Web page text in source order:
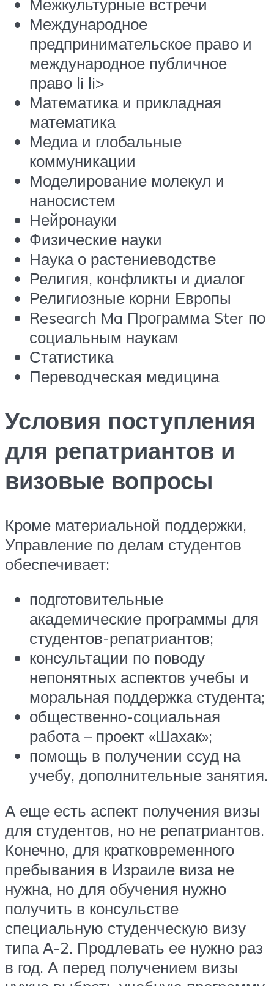
Межкультурные встречи
Международное
предпринимательское право и
международное публичное
право li li>
Математика и прикладная
математика
Медиа и глобальные
коммуникации
Моделирование молекул и
наносистем
Нейронауки
Физические науки
Наука о растениеводстве
Религия, конфликты и диалог
Религиозные корни Европы
Research Ma Программа Ster по
социальным наукам
Статистика
Переводческая медицина
Условия поступления
для репатриантов и
визовые вопросы
Кроме материальной поддержки,
Управление по делам студентов
обеспечивает:
подготовительные
академические программы для
студентов-репатриантов;
консультации по поводу
непонятных аспектов учебы и
моральная поддержка студента;
общественно-социальная
работа – проект «Шахак»;
помощь в получении ссуд на
учебу, дополнительные занятия.
А еще есть аспект получения визы
для студентов, но не репатриантов.
Конечно, для кратковременного
пребывания в Израиле виза не
нужна, но для обучения нужно
получить в консульстве
специальную студенческую визу
типа А-2. Продлевать ее нужно раз
в год. А перед получением визы